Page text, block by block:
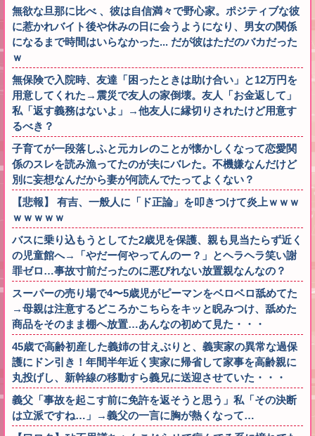
無欲な旦那に比べ 、彼は自信満々で野心家。ポジティブな彼
に惹かれバイト後や休みの日に会うようになり、男女の関係
になるまで時間はいらなかった... だが彼はただのバカだった
ｗ
無保険で入院時、友達「困ったときは助け合い」と12万円を
用意してくれた→震災で友人の家倒壊。友人「お金返して」
私「返す義務はないよ」→他友人に縁切りされたけど用意す
るべき？
子育てが一段落しふと元カレのことが懐かしくなって恋愛関
係のスレを読み漁ってたのが夫にバレた。不機嫌なんだけど
別に妄想なんだから妻が何読んでたってよくない？
【悲報】 有吉、一般人に「ド正論」を叩きつけて炎上ｗｗｗ
ｗｗｗｗｗ
バスに乗り込もうとしてた2歳児を保護、親も見当たらず近く
の児童館へ→「やだー何やってんのー？」とヘラヘラ笑い謝
罪ゼロ…事故寸前だったのに悪びれない放置親なんなの？
スーパーの売り場で4〜5歳児がピーマンをベロベロ舐めてた
→母親は注意するどころかこちらをキッと睨みつけ、舐めた
商品をそのまま棚へ放置…あんなの初めて見た・・・
45歳で高齢初産した義姉の甘えぶりと、義実家の異常な過保
護にドン引き！年間半年近く実家に帰省して家事を高齢親に
丸投げし、新幹線の移動すら義兄に送迎させていた・・・
義父「事故を起こす前に免許を返そうと思う」私「その決断
は立派ですね…」→義父の一言に胸が熱くなって…